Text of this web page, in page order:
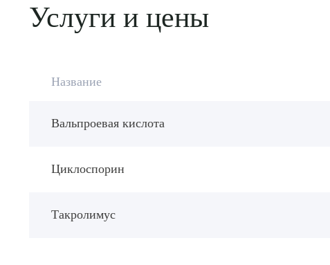
Услуги и цены
Название
Вальпроевая кислота
Циклоспорин
Такролимус